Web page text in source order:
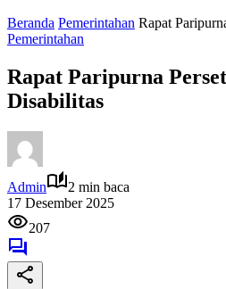
Beranda Pemerintahan Rapat
Pemerintahan
Rapat Paripurna
Disabilitas
Admin
2 min baca
17 Desember 2025
207